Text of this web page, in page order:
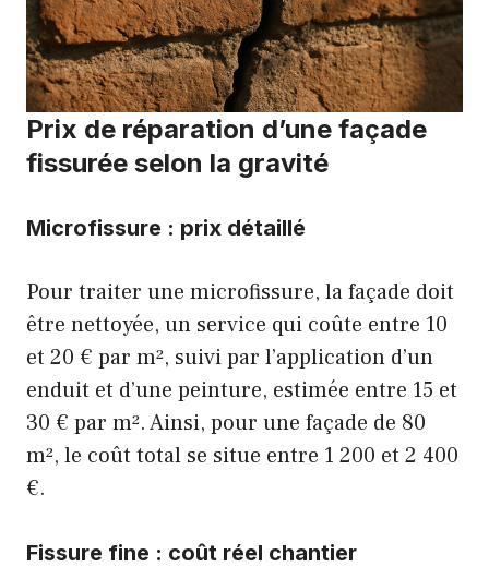
Prix de réparation d’une façade
fissurée selon la gravité
Microfissure : prix détaillé
Pour traiter une microfissure, la façade doit
être nettoyée, un service qui coûte entre 10
et 20 € par m², suivi par l’application d’un
enduit et d’une peinture, estimée entre 15 et
30 € par m². Ainsi, pour une façade de 80
m², le coût total se situe entre 1 200 et 2 400
€.
Fissure fine : coût réel chantier